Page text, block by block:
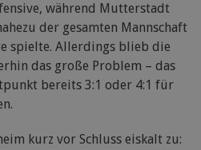
während Mutterstadt
der gesamten Mannschaft
spielte. Allerdings blieb die
das große Problem – das
bereits 3:1 oder 4:1 für
kurz vor Schluss eiskalt zu: